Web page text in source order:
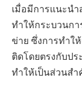
เมื่อมีการแนะน
ทำให้กระบวนกา
ข่าย ซึ่งการทำใ
ติดโดยตรงกับป
ทำให้เป็นส่วนส